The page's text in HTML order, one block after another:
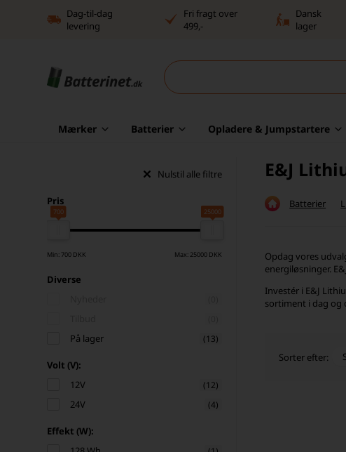
Dag-til-dag
levering
Fri fragt over
499,-
Dansk
lager
Mærker Batterier Opladere & Jumpstartere
Nulstil alle filtre
Pris
700 25000
Min: 700 DKK Max: 25000 DKK
Diverse
På lager (13)
Volt (V):
12V
(12)
24V (4)
Effekt (W):
E&J
Batterier
Opdag vores
energiløsninger.
Investér i E&J
sortiment i dag og
Sorter efter: